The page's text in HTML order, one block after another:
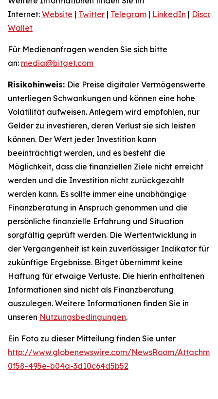
Internet: Website | Twitter | Telegram | LinkedIn |
Wallet
Für Medienanfragen wenden Sie sich bitte
an: media@bitget.com
Risikohinweis: Die Preise digitaler Vermögenswerte
unterliegen Schwankungen und können eine hohe
Volatilität aufweisen. Anlegern wird empfohlen, nur
Gelder zu investieren, deren Verlust sie sich leisten
können. Der Wert jeder Investition kann
beeinträchtigt werden, und es besteht die
Möglichkeit, dass die finanziellen Ziele nicht erreicht
werden und die Investition nicht zurückgezahlt
werden kann. Es sollte immer eine unabhängige
Finanzberatung in Anspruch genommen und die
persönliche finanzielle Erfahrung und Situation
sorgfältig geprüft werden. Die Wertentwicklung in
der Vergangenheit ist kein zuverlässiger Indikator für
zukünftige Ergebnisse. Bitget übernimmt keine
Haftung für etwaige Verluste. Die hierin enthaltenen
Informationen sind nicht als Finanzberatung
auszulegen. Weitere Informationen finden Sie in
unseren Nutzungsbedingungen.
Ein Foto zu dieser Mitteilung finden Sie unter
http://www.globenewswire.com/NewsRoom/
0f58-495e-b04a-3d10c64d5b52